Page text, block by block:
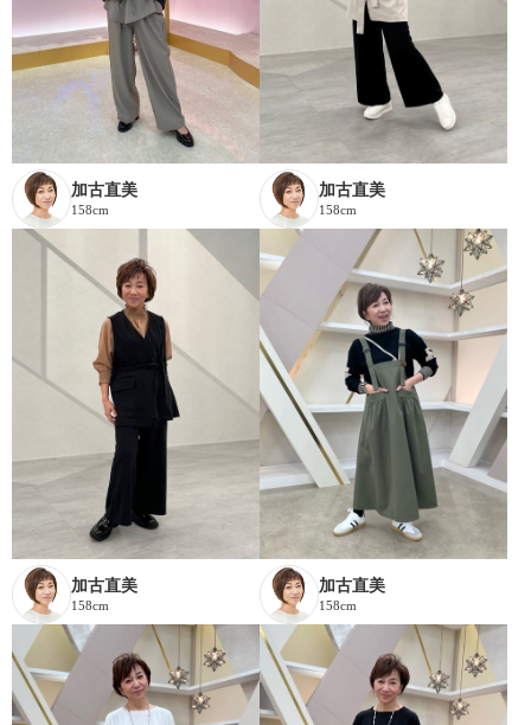
加古直美
158cm
加古直美
158cm
加古直美
158cm
加古直美
158cm